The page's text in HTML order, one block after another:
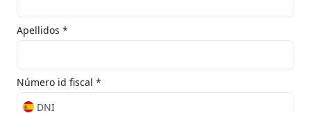
Apellidos *
Número id fiscal *
DNI